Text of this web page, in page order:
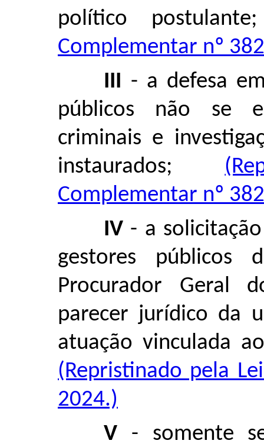
político
Complementar nº
III - a defesa
públicos não se
criminais e
instaurados;
Complementar nº
IV - a
gestores públicos
Procurador Geral
parecer jurídico da
atuação vinculada
(Repristinado pela
2024.)
V - somente